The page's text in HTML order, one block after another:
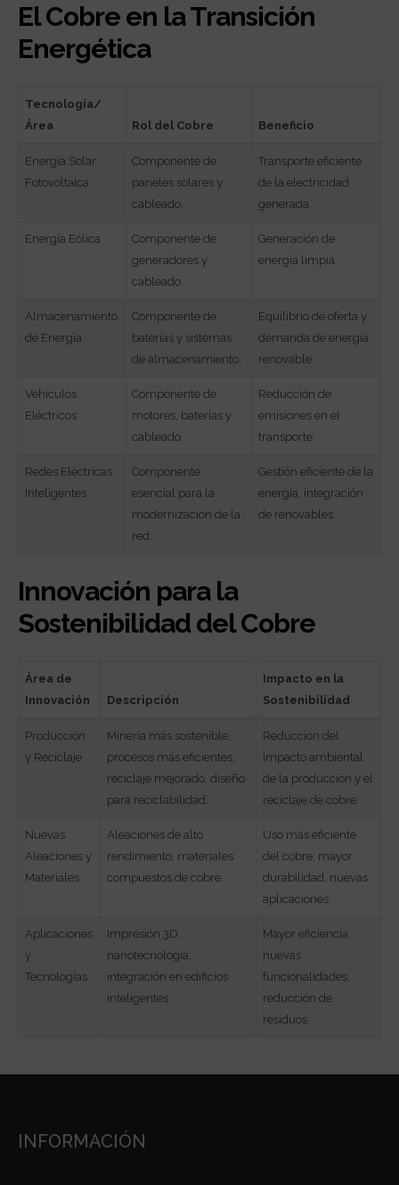
El Cobre en la Transición
Energética
Tecnología/
Área
Rol del Cobre Beneficio
Energía Solar
Fotovoltaica
Componente de
paneles solares y
cableado.
Transporte eficiente
de la electricidad
generada.
Energía Eólica
Componente de
generadores y
cableado.
Generación de
energía limpia.
Almacenamiento
de Energía
Componente de
baterías y sistemas
de almacenamiento.
Equilibrio de oferta y
demanda de energía
renovable.
Vehículos
Eléctricos
Componente de
motores, baterías y
cableado.
Reducción de
emisiones en el
transporte.
Redes Eléctricas
Inteligentes
Componente
esencial para la
modernización de la
red.
Gestión eficiente de la
energía, integración
de renovables.
Innovación para la
Sostenibilidad del Cobre
Área de
Innovación
Descripción
Impacto en la
Sostenibilidad
Producción
y Reciclaje
Minería más sostenible,
procesos más eficientes,
reciclaje mejorado, diseño
para reciclabilidad.
Reducción del
impacto ambiental
de la producción y el
reciclaje de cobre.
Nuevas
Aleaciones y
Materiales
Aleaciones de alto
rendimiento, materiales
compuestos de cobre.
Uso más eficiente
del cobre, mayor
durabilidad, nuevas
aplicaciones.
Aplicaciones
y
Tecnologías
Impresión 3D,
nanotecnología,
integración en edificios
inteligentes.
Mayor eficiencia,
nuevas
funcionalidades,
reducción de
residuos.
INFORMACIÓN